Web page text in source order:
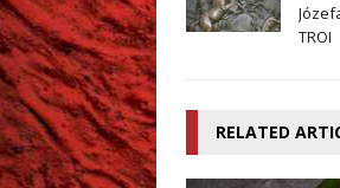
TROI
RELATED